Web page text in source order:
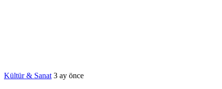
Kültür & Sanat 3 ay önce